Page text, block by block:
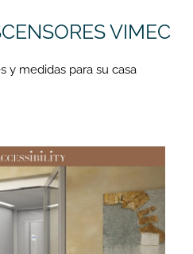
VIMEC
y medidas para su casa